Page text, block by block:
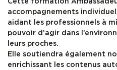
accompagnements
aidant les professionnels à
pouvoir d’agir dans
leurs proches.
Elle soutiendra également
enrichissant les contenus